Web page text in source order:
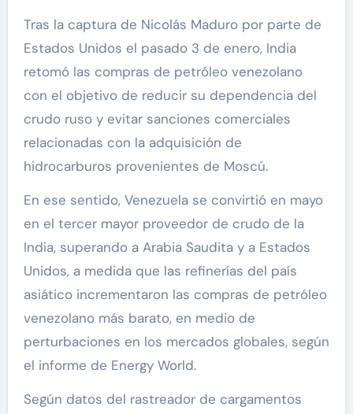
Tras la captura de Nicolás Maduro por parte de
Estados Unidos el pasado 3 de enero, India
retomó las compras de petróleo venezolano
con el objetivo de reducir su dependencia del
crudo ruso y evitar sanciones comerciales
relacionadas con la adquisición de
hidrocarburos provenientes de Moscú.
En ese sentido, Venezuela se convirtió en mayo
en el tercer mayor proveedor de crudo de la
India, superando a Arabia Saudita y a Estados
Unidos, a medida que las refinerías del país
asiático incrementaron las compras de petróleo
venezolano más barato, en medio de
perturbaciones en los mercados globales, según
el informe de Energy World.
Según datos del rastreador de cargamentos